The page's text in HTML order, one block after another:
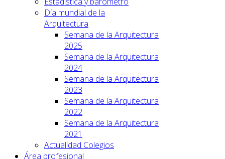
Día mundial de la
Arquitectura
Semana de la Arquitectura
2025
Semana de la Arquitectura
2024
Semana de la Arquitectura
2023
Semana de la Arquitectura
2022
Semana de la Arquitectura
2021
Actualidad Colegios
Área profesional